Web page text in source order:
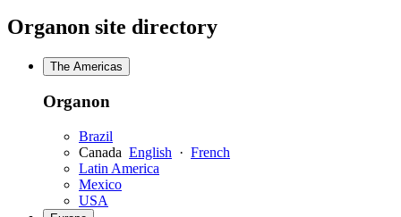
Organon site directory
The Americas
Organon
Brazil
Canada English · French
Latin America
Mexico
USA